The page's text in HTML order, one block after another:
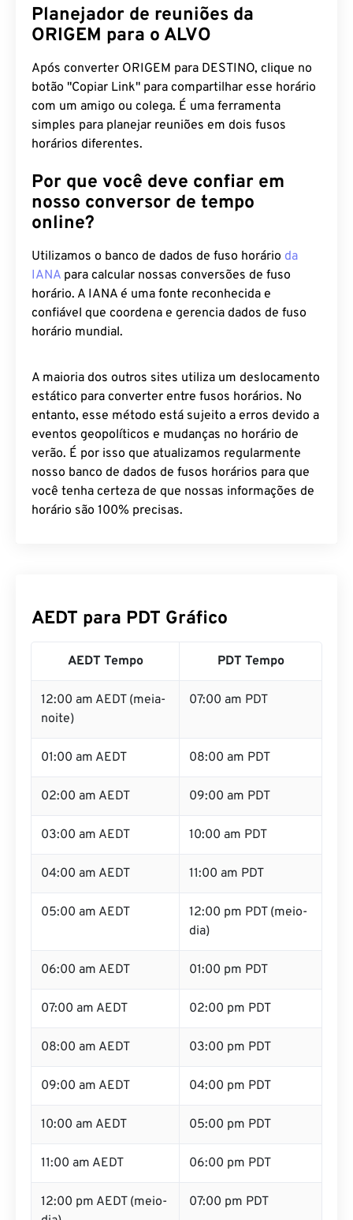
Planejador de reuniões da
ORIGEM para o ALVO
Após converter ORIGEM para DESTINO, clique no
botão "Copiar Link" para compartilhar esse horário
com um amigo ou colega. É uma ferramenta
simples para planejar reuniões em dois fusos
horários diferentes.
Por que você deve confiar em
nosso conversor de tempo
online?
Utilizamos o banco de dados de fuso horário da
IANA para calcular nossas conversões de fuso
horário. A IANA é uma fonte reconhecida e
confiável que coordena e gerencia dados de fuso
horário mundial.
A maioria dos outros sites utiliza um deslocamento
estático para converter entre fusos horários. No
entanto, esse método está sujeito a erros devido a
eventos geopolíticos e mudanças no horário de
verão. É por isso que atualizamos regularmente
nosso banco de dados de fusos horários para que
você tenha certeza de que nossas informações de
horário são 100% precisas.
AEDT para PDT Gráfico
AEDT Tempo PDT Tempo
12:00 am AEDT (meia-
noite)
07:00 am PDT
01:00 am AEDT 08:00 am PDT
02:00 am AEDT 09:00 am PDT
03:00 am AEDT 10:00 am PDT
04:00 am AEDT 11:00 am PDT
05:00 am AEDT
12:00 pm PDT (meio-
dia)
06:00 am AEDT 01:00 pm PDT
07:00 am AEDT 02:00 pm PDT
08:00 am AEDT 03:00 pm PDT
09:00 am AEDT 04:00 pm PDT
10:00 am AEDT 05:00 pm PDT
11:00 am AEDT 06:00 pm PDT
12:00 pm AEDT (meio-
07:00 pm PDT